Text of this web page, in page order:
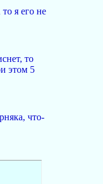
я его не
то
этом 5
что-